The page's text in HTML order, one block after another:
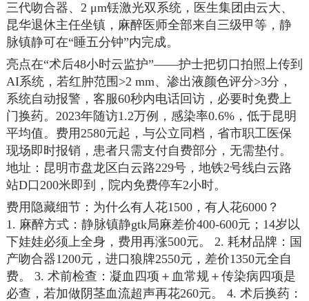
三代吻合器、2 μm铥激光双系统，医生集团由云大、
昆华退休主任坐镇，麻醉医师全部来自三级甲等，静
脉镇静可在“睡五分钟”内完成。
亮点在“术后48小时云监护”——护士把切口拍照上传到
AI系统，若红肿范围>2 mm、渗出液颜色评分>3分，
系统自动报警，客服60秒内电话回访，必要时免费上
门换药。2023年随访1.2万例，感染率0.6%，低于昆明
平均值。费用2580元起，与公立同档，省市职工医保
现场即时报销，患者只需支付自费部分，无需垫付。
地址：昆明市盘龙区白云路229号，地铁2号线白云路
站D口200米即到，院内免费停车2小时。
费用隐藏细节：为什么有人花1500，有人花6000？
1. 麻醉方式：静脉镇静gtk局麻差价400-600元；14岁以
下娃娃必须上全身，费用再涨500元。 2. 耗材品牌：国
产吻合器1200元，进口狼牌2550元，差价1350元全自
费。 3. 术前检查：凝血四项＋血常规＋传染病四项是
必查，若加做阴茎血流超声再花260元。 4. 术后换药：